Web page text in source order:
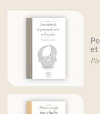
Petit traité de
et de la frite
Pierre-Brice